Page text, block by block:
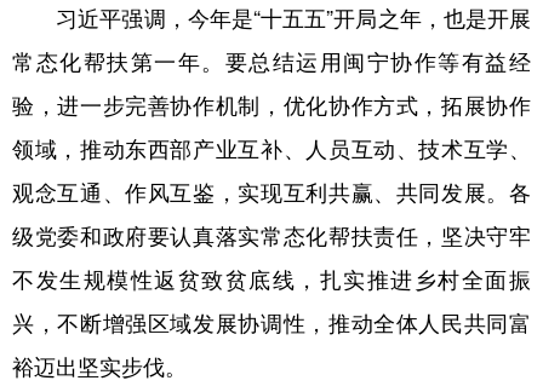
北京 天津 河北 山西
辽宁 吉林 上海 江苏
浙江 安徽 福建 江西
广东 广西 海南 重庆
四川 贵州 云南 西藏
陕西 甘肃 青海 宁夏
新疆
习近平强调，今年是“十五五”开局之年，也是开展
常态化帮扶第一年。要总结运用闽宁协作等有益经
验，进一步完善协作机制，优化协作方式，拓展协作
领域，推动东西部产业互补、人员互动、技术互学、
观念互通、作风互鉴，实现互利共赢、共同发展。各
级党委和政府要认真落实常态化帮扶责任，坚决守牢
不发生规模性返贫致贫底线，扎实推进乡村全面振
兴，不断增强区域发展协调性，推动全体人民共同富
裕迈出坚实步伐。